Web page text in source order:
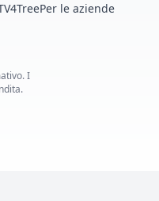
Per le aziende
I